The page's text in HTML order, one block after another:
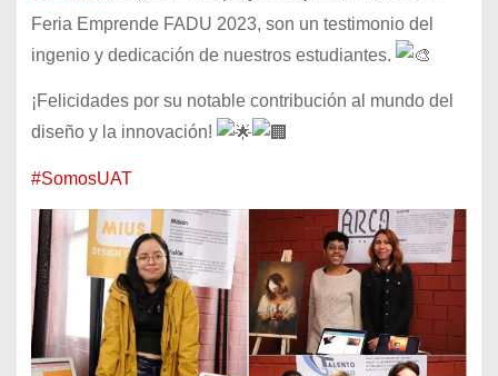
Feria Emprende FADU 2023, son un testimonio del
ingenio y dedicación de nuestros estudiantes.
¡Felicidades por su notable contribución al mundo del
diseño y la innovación!
#SomosUAT